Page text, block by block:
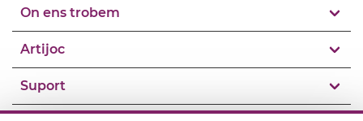
On ens trobem
Artijoc
Suport